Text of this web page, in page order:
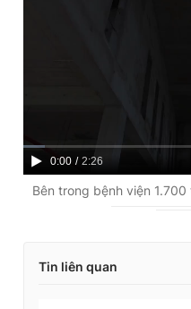
C
u
e
0:00 / D
u
t
2:26
Bên trong bệnh viện
Tin liên quan